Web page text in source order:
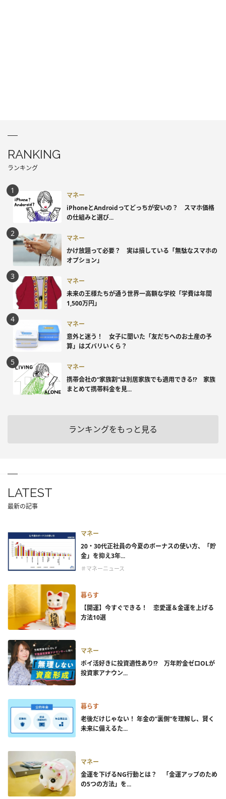
RANKING
ランキング
マネー
iPhoneとAndroidってどっちが安いの？ スマホ価格
の仕組みと選び...
マネー
かけ放題って必要？ 実は損している「無駄なスマホの
オプション」
マネー
未来の王様たちが通う世界一高額な学校「学費は年間
1,500万円」
マネー
意外と迷う！ 女子に聞いた「友だちへのお土産の予
算」はズバリいくら？
マネー
携帯会社の“家族割”は別居家族でも適用できる!? 家族
まとめて携帯料金を見...
ランキングをもっと見る
LATEST
最新の記事
マネー
20・30代正社員の今夏のボーナスの使い方、「貯
金」を抑え3年...
＃マネーニュース
暮らす
【開運】今すぐできる！ 恋愛運＆金運を上げる
方法10選
マネー
ポイ活好きに投資適性あり!? 万年貯金ゼロOLが
投資家アナウン...
暮らす
老後だけじゃない！ 年金の”裏側”を理解し、賢く
未来に備えるた...
マネー
金運を下げるNG行動とは？ 「金運アップのため
の5つの方法」を...